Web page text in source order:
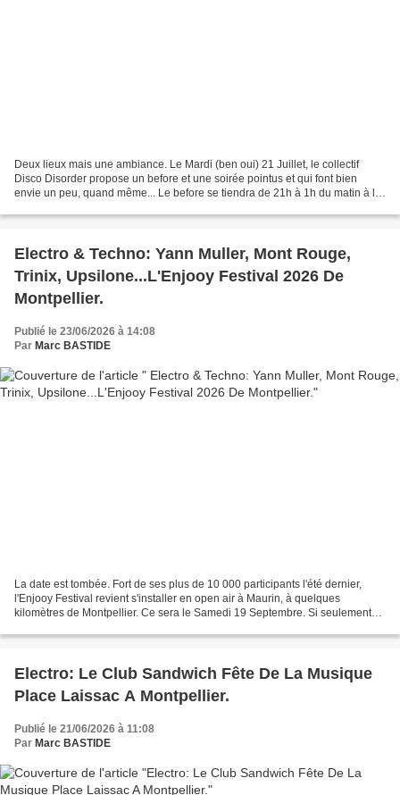
Deux lieux mais une ambiance. Le Mardi (ben oui) 21 Juillet, le collectif
Disco Disorder propose un before et une soirée pointus et qui font bien
envie un peu, quand même... Le before se tiendra de 21h à 1h du matin à la
Electro & Techno: Yann Muller, Mont Rouge,
Trinix, Upsilone...L'Enjooy Festival 2026 De
Montpellier.
Publié le 23/06/2026 à 14:08
Par Marc BASTIDE
La date est tombée. Fort de ses plus de 10 000 participants l'été dernier,
l'Enjooy Festival revient s'installer en open air à Maurin, à quelques
kilomètres de Montpellier. Ce sera le Samedi 19 Septembre. Si seulement
Electro: Le Club Sandwich Fête De La Musique
Place Laissac A Montpellier.
Publié le 21/06/2026 à 11:08
Par Marc BASTIDE